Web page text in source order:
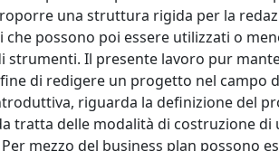
una struttura rigida per la
possono poi essere utilizzati o
strumenti. Il presente lavoro pur
di redigere un progetto nel campo
riguarda la definizione del
tratta delle modalità di costruzione di
mezzo del business plan possono